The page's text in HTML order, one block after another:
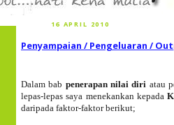
16 APRIL 2010
Penyampaian / Pengeluaran /
Dalam bab penerapan nilai diri atau
lepas-lepas saya menekankan kepada
daripada faktor-faktor berikut;